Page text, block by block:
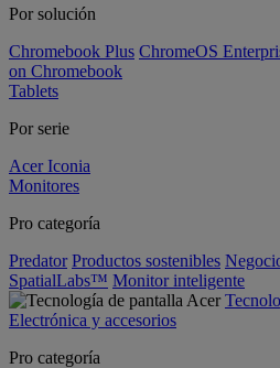
Por solución
Chromebook Plus ChromeOS
on Chromebook
Tablets
Por serie
Acer Iconia
Monitores
Pro categoría
Predator Productos sostenibles
SpatialLabs™ Monitor inteligente
Electrónica y accesorios
Pro categoría